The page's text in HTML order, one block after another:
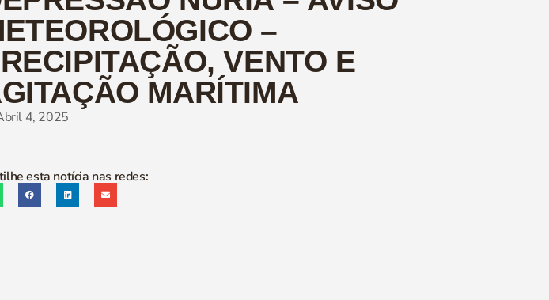
–
VENTO E
MARÍTIMA
4, 2025
esta notícia nas redes: